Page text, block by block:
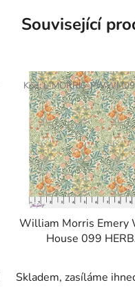
Související
William Morris Emery
House 099
Skladem, zasíláme
Kód:L-MORRIS-